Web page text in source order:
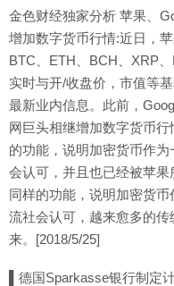
金色财经独家分析 苹果、
增加数字货币行情:近日，
BTC、ETH、BCH、XRP
实时与开/收盘价，市值等
最新业内信息。此前，
网巨头相继增加数字货币
的功能，说明加密货币作
会认可，并且也已经被苹
同样的功能，说明加密货
流社会认可，越来愈多的
来。[2018/5/25]
▌德国Sparkasse银行制定